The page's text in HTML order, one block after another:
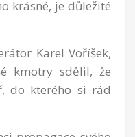
krásné, je důležité
Karel Voříšek,
kmotry sdělil, že
do kterého si rád